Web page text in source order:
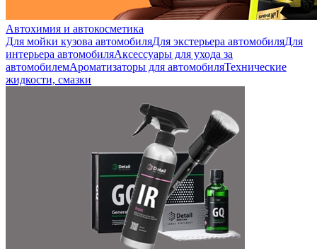
Автохимия и автокосметика
Для мойки кузова автомобиляДля экстерьера автомобиляДля
интерьера автомобиляАксессуары для ухода за
автомобилемАроматизаторы для автомобиляТехнические
жидкости, смазки